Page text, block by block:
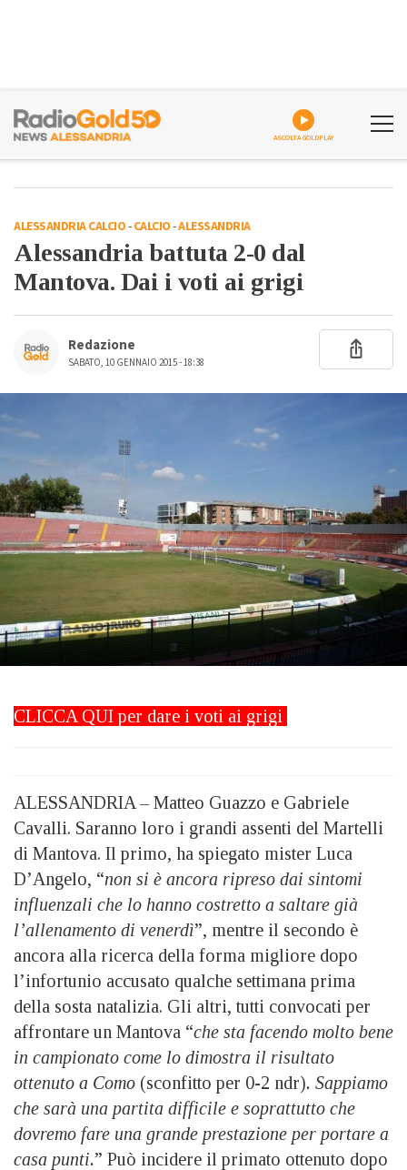
ASCOLTA GOLDPLAY
ALESSANDRIA CALCIO-CALCIO-ALESSANDRIA
Alessandria battuta 2-0 dal
Mantova. Dai i voti ai grigi
Redazione
SABATO, 10 GENNAIO 2015 - 18:38
CLICCA QUI per dare i voti ai grigi
ALESSANDRIA – Matteo Guazzo e Gabriele
Cavalli. Saranno loro i grandi assenti del Martelli
di Mantova. Il primo, ha spiegato mister Luca
D’Angelo, “non si è ancora ripreso dai sintomi
influenzali che lo hanno costretto a saltare già
l’allenamento di venerdì”, mentre il secondo è
ancora alla ricerca della forma migliore dopo
l’infortunio accusato qualche settimana prima
della sosta natalizia. Gli altri, tutti convocati per
affrontare un Mantova “che sta facendo molto bene
in campionato come lo dimostra il risultato
ottenuto a Como (sconfitto per 0-2 ndr). Sappiamo
che sarà una partita difficile e soprattutto che
dovremo fare una grande prestazione per portare a
casa punti.” Può incidere il primato ottenuto dopo